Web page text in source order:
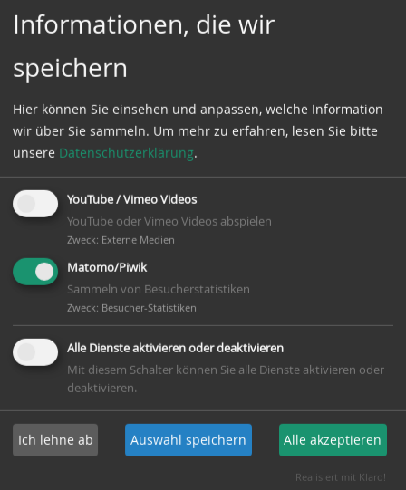
November 2022 (13 Einträge)
Oktober 2022
September 2022
August 2022(8 Einträge)
Juli 2022(10 Einträge)
Juni 2022(10 Einträge)
Mai 2022(7 Einträge)
April 2022
März 2022(10 Einträge)
Februar 2022(13 Einträge)
Januar 2022
(8 Einträge)
Dezember 2021(7 Einträge)
Informationen, die wir
speichern
Hier können Sie einsehen und anpassen, welche Information
wir über Sie sammeln. Um mehr zu erfahren, lesen Sie bitte
unsere Datenschutzerklärung.
YouTube / Vimeo Videos
YouTube oder Vimeo Videos abspielen
Zweck: Externe Medien
Matomo/Piwik
Sammeln von Besucherstatistiken
Zweck: Besucher-Statistiken
Alle Dienste aktivieren oder deaktivieren
Mit diesem Schalter können Sie alle Dienste aktivieren oder
deaktivieren.
Ich lehne ab Auswahl speichern Alle akzeptieren
Realisiert mit Klaro!